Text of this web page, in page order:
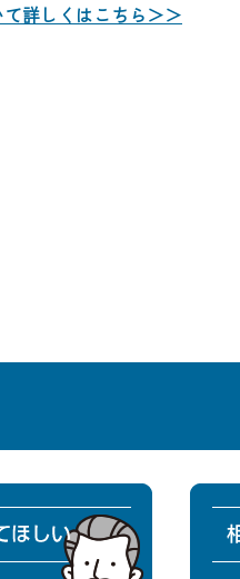
詳しくはこちら＞＞